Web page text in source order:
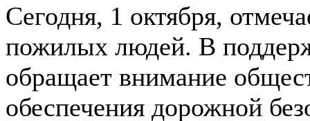
Сегодня, 1 октября,
пожилых людей. В
обращает внимание
обеспечения дорожной